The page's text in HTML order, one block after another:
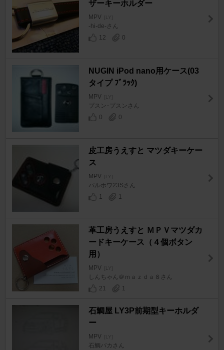
ザーキーホルダー
MPV [LY]
-hi-de-さん
12
0
NUGIN iPod nano用ケース(03
タイプ ﾌﾞﾗｯｸ)
MPV [LY]
プスン･プスンさん
0
0
皮工房うえすと マツダキーケー
ス
MPV [LY]
パルホワ23Sさん
1
1
革工房うえすと ＭＰＶマツダカ
ードキーケース（４個ボタン
用）
MPV [LY]
しんちゃん＠ｍａｚｄａ８さん
21
1
石鯛屋 LY3P前期型キーホルダ
ー
MPV [LY]
石鯛バカさん